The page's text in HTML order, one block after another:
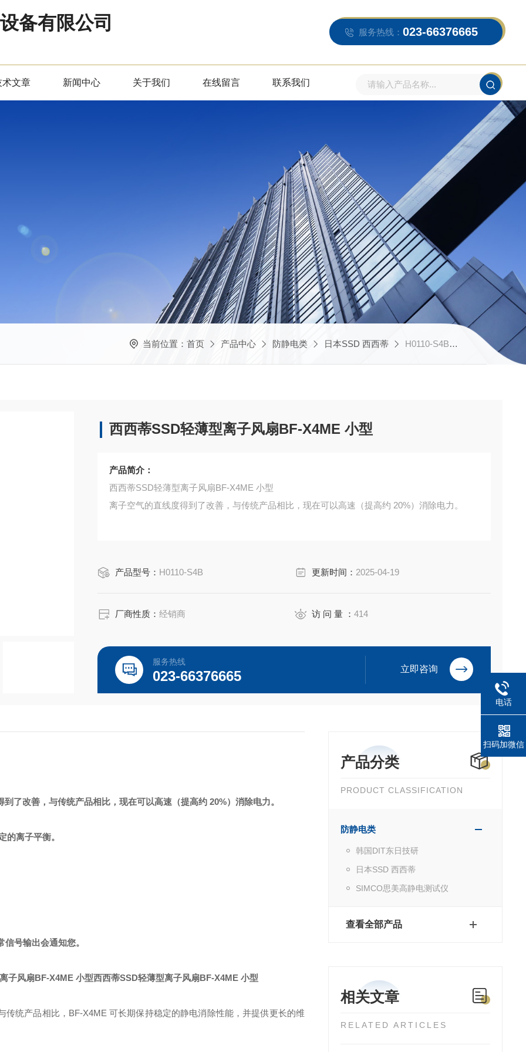
备有限公司 服务热线： 023-66376665
术文章 新闻中心 关于我们 在线留言 联系我们
当前位置： 首页 产品中心 防静电类 日本SSD 西西蒂 H0110-S4B西西蒂SSD轻薄型离子风扇BF-X4ME 小型
西西蒂SSD轻薄型离子风扇BF-X4ME 小型
产品简介：
西西蒂SSD轻薄型离子风扇BF-X4ME 小型
离子空气的直线度得到了改善，与传统产品相比，现在可以高速（提高约 20%）消除电力。
产品型号： H0110-S4B 更新时间： 2025-04-19
厂商性质：经销商 访 问 量 ：414
服务热线
023-66376665 立即咨询
产品分类
PRODUCT CLASSIFICATION
防静电类
韩国DIT东日技研
日本SSD 西西蒂
SIMCO思美高静电测试仪
查看全部产品
相关文章
RELATED ARTICLES
到了改善，与传统产品相比，现在可以高速（提高约 20%）消除电力。
的离子平衡。
号输出会通知您。
西西蒂SSD轻薄型离子风扇BF-X4ME 小型
统产品相比，BF-X4ME 可长期保持稳定的静电消除性能，并提供更长的维
电话
扫码加微信